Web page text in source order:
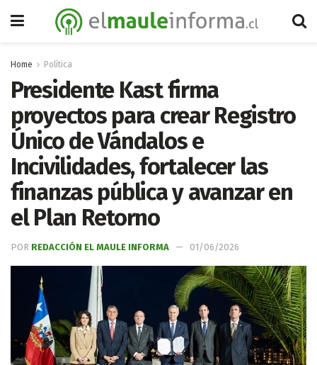
Home Política
Presidente Kast firma
proyectos para crear Registro
Único de Vándalos e
Incivilidades, fortalecer las
finanzas pública y avanzar en
el Plan Retorno
POR REDACCIÓN EL MAULE INFORMA 01/06/2026